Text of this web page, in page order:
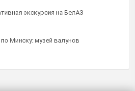
экскурсия на БелАЗ
Минску: музей валунов